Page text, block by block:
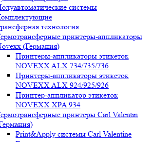
системы
технология
принтеры-аппликаторы
(Германия)
Принтеры-аппликаторы этикеток
NOVEXX ALX 734/735/736
Принтеры-аппликаторы этикеток
NOVEXX ALX 924/925/926
Принтер-аппликатор этикеток
NOVEXX XPA 934
принтеры Carl Valentin
Print&Apply системы Carl Valentine